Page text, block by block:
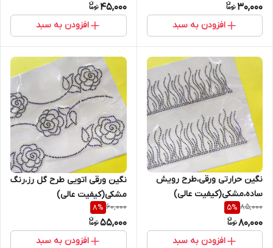
30,000
افزودن به سبد
45,000
افزودن به سبد
نگین حرارتی ورقی،طرح رویش
ساده،مشکی(کیفیت عالی)
85,000
5%
80,000
افزودن به سبد
نگین ورقی اتویی طرح گل رز،رنگ
مشکی(کیفیت عالی)
60,000
8%
55,000
افزودن به سبد